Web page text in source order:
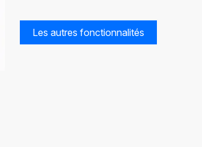
Les autres fonctionnalités